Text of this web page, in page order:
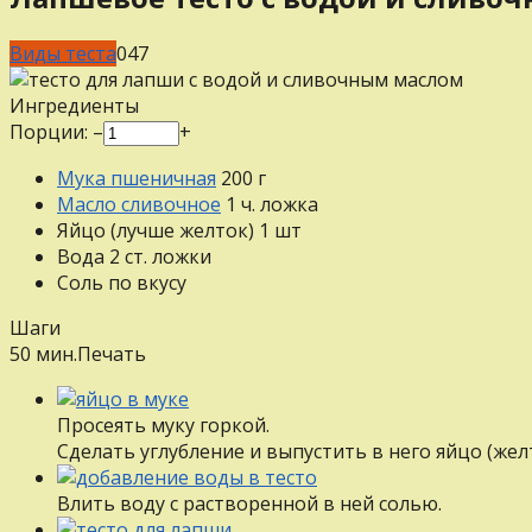
Виды теста047
Ингредиенты
Порции: –
+
Мука пшеничная 200 г
Масло сливочное 1 ч. ложка
Яйцо (лучше желток) 1 шт
Вода 2 ст. ложки
Соль по вкусу
Шаги
50 мин.Печать
Просеять муку горкой.
Сделать углубление и выпустить в него яйцо
Влить воду с растворенной в ней солью.